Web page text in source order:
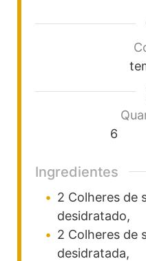
6
Ingredientes
2 Colheres de
desidratado,
2 Colheres de
desidratada,